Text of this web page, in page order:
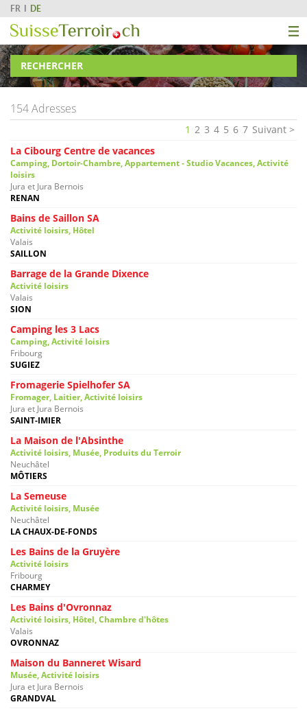
FR DE
RECHERCHER
154 Adresses
1 2 3 4 5 6 7 Suivant
La Cibourg Centre de vacances
Camping, Dortoir-Chambre, Appartement - Studio Vacances, Activité
loisirs
Jura et Jura Bernois
RENAN
Bains de Saillon SA
Activité loisirs, Hôtel
Valais
SAILLON
Barrage de la Grande Dixence
Activité loisirs
Valais
SION
Camping les 3 Lacs
Camping, Activité loisirs
Fribourg
SUGIEZ
Fromagerie Spielhofer SA
Fromager, Laitier, Activité loisirs
Jura et Jura Bernois
SAINT-IMIER
La Maison de l'Absinthe
Activité loisirs, Musée, Produits du Terroir
Neuchâtel
MÔTIERS
La Semeuse
Activité loisirs, Musée
Neuchâtel
LA CHAUX-DE-FONDS
Les Bains de la Gruyère
Activité loisirs
Fribourg
CHARMEY
Les Bains d'Ovronnaz
Activité loisirs, Hôtel, Chambre d'hôtes
Valais
OVRONNAZ
Maison du Banneret Wisard
Musée, Activité loisirs
Jura et Jura Bernois
GRANDVAL